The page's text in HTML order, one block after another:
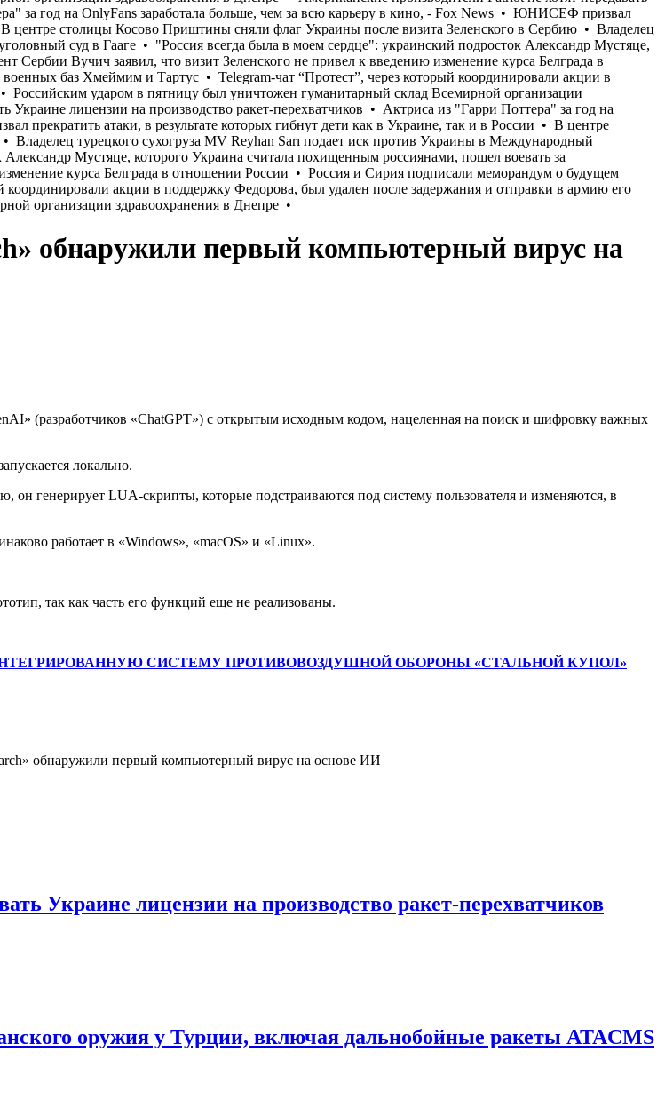
обнаружили первый компьютерный вирус на
(разработчиков «ChatGPT») с открытым исходным кодом, нацеленная на поиск и шифровку важных
локально.
он генерирует LUA-скрипты, которые подстраиваются под систему пользователя и изменяются, в
работает в «Windows», «macOS» и «Linux».
так как часть его функций еще не реализованы.
СИСТЕМУ ПРОТИВОВОЗДУШНОЙ ОБОРОНЫ «СТАЛЬНОЙ КУПОЛ»
обнаружили первый компьютерный вирус на основе ИИ
Украине лицензии на производство ракет-перехватчиков
оружия у Турции, включая дальнобойные ракеты ATACMS